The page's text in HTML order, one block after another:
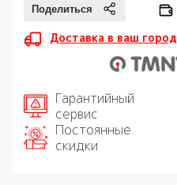
Доставка в ваш город
Гарантийный
сервис
Постоянные
скидки